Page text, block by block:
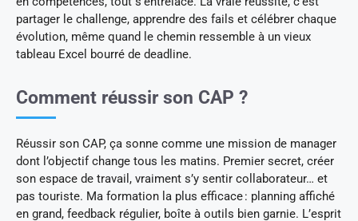
partager le challenge, apprendre des fails et célébrer chaque
évolution, même quand le chemin ressemble à un vieux
tableau Excel bourré de deadline.
Comment réussir son CAP ?
Réussir son CAP, ça sonne comme une mission de manager
dont l’objectif change tous les matins. Premier secret, créer
son espace de travail, vraiment s’y sentir collaborateur… et
pas touriste. Ma formation la plus efficace : planning affiché
en grand, feedback régulier, boîte à outils bien garnie. L’esprit